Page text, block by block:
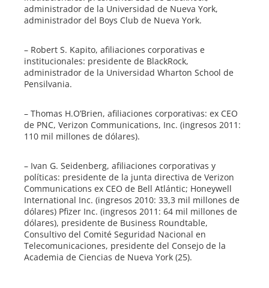
administrador de la Universidad de Nueva York,
administrador del Boys Club de Nueva York.
– Robert S. Kapito, afiliaciones corporativas e
institucionales: presidente de BlackRock,
administrador de la Universidad Wharton School de
Pensilvania.
– Thomas H.O’Brien, afiliaciones corporativas: ex CEO
de PNC, Verizon Communications, Inc. (ingresos 2011:
110 mil millones de dólares).
– Ivan G. Seidenberg, afiliaciones corporativas y
políticas: presidente de la junta directiva de Verizon
Communications ex CEO de Bell Atlántic; Honeywell
International Inc. (ingresos 2010: 33,3 mil millones de
dólares) Pfizer Inc. (ingresos 2011: 64 mil millones de
dólares), presidente de Business Roundtable,
Consultivo del Comité Seguridad Nacional en
Telecomunicaciones, presidente del Consejo de la
Academia de Ciencias de Nueva York (25).